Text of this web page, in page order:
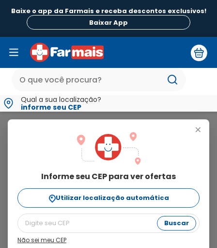
Baixe o app da Farmais e receba descontos exclusivos!
Baixar App
Qual a sua localização?
informe seu CEP
+
Informe seu CEP para ver ofertas
Utilizar localização automática
Buscar
Não sei meu CEP
gino-
Ordenar Por
relevância
19%